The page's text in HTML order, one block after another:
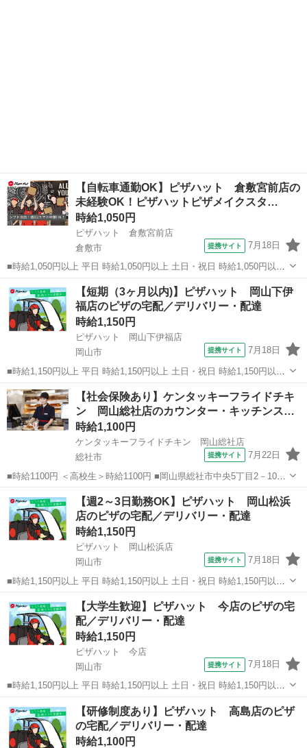
【自転車通勤OK】ピザハット 倉敷宮前店の
未経験OK！ピザハットピザメイクスタ…
時給1,050円
ピザハット 倉敷宮前店
倉敷市
提携サイト 7月18日
■時給1,050円以上 平日 時給1,050円以上 土日・祝日 時給1,050円以上
高校生 時給1,050円以上 ■岡山県倉敷市宮前369-1 ■アルバイト、パー
ト ■友達と応募OK、未経験歓迎、経験者・有資格者歓迎、大学...
岡山 倉敷市 ファーストフード
【短期（3ヶ月以内)】ピザハット 岡山下伊
福店のピザの宅配／デリバリー・配達
時給1,150円
ピザハット 岡山下伊福店
岡山市
提携サイト 7月18日
■時給1,150円以上 平日 時給1,150円以上 土日・祝日 時給1,150円以上
■岡山県岡山市北区下伊福2-9-33 ■アルバイト、パート ■友達と応募
OK、未経験歓迎、経験者・有資格者歓迎、大学生歓迎、女性活躍中、
主...
岡山 岡山市 ファーストフード
【社会保険あり】ケンタッキーフライドチキ
ン 岡山総社店のカウンター・キッチンス…
時給1,100円
ケンタッキーフライドチキン 岡山総社店
総社市
提携サイト 7月22日
■時給1100円 ＜高校生＞時給1100円 ■岡山県総社市中央5丁目2－101
■アルバイト、パート ■未経験歓迎、高校生OK、フリーター歓迎、ミ
ドル（40代～）活躍中、エルダー（50代～）活躍中、シニア（60代
～）活躍中、...
ファーストフード
【週2～3日勤務OK】ピザハット 岡山松浜
店のピザの宅配／デリバリー・配達
時給1,150円
ピザハット 岡山松浜店
岡山市
提携サイト 7月18日
■時給1,150円以上 平日 時給1,150円以上 土日・祝日 時給1,150円以上
高校生 時給1,150円以上 ■岡山県岡山市南区松浜町15-37 ■アルバイ
ト、パート ■友達と応募OK、未経験歓迎、経験者・有資格者歓迎...
ファーストフード
【大学生歓迎】ピザハット 今店のピザの宅
配／デリバリー・配達
時給1,150円
ピザハット 今店
岡山市
提携サイト 7月18日
■時給1,150円以上 平日 時給1,150円以上 土日・祝日 時給1,150円以上
高校生 時給1,150円以上 ■岡山県岡山市北区今7-22-22 ■アルバイト、
パート ■友達と応募OK、未経験歓迎、経験者・有資格者歓迎...
ファーストフード
【研修制度あり】ピザハット 高島店のピザ
の宅配／デリバリー・配達
時給1,100円